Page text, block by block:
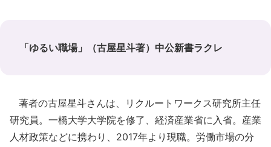
「ゆるい職場」（古屋星斗著）中公新書ラクレ
著者の古屋星斗さんは、リクルートワークス研究所主任
研究員。一橋大学大学院を修了、経済産業省に入省。産業
人材政策などに携わり、2017年より現職。労働市場の分